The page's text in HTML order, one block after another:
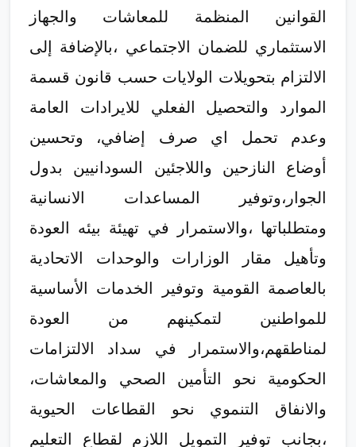
القوانين المنظمة للمعاشات والجهاز
الاستثماري للضمان الاجتماعي ،بالإضافة إلى
الالتزام بتحويلات الولايات حسب قانون قسمة
الموارد والتحصيل الفعلي للايرادات العامة
وعدم تحمل اي صرف إضافي، وتحسين
أوضاع النازحين واللاجئين السودانيين بدول
الجوار،وتوفير المساعدات الانسانية
ومتطلباتها ،والاستمرار في تهيئة بيئه العودة
وتأهيل مقار الوزارات والوحدات الاتحادية
بالعاصمة القومية وتوفير الخدمات الأساسية
للمواطنين لتمكينهم من العودة
لمناطقهم،والاستمرار في سداد الالتزامات
الحكومية نحو التأمين الصحي والمعاشات،
والانفاق التنموي نحو القطاعات الحيوية
،بجانب توفير التمويل اللازم لقطاع التعليم